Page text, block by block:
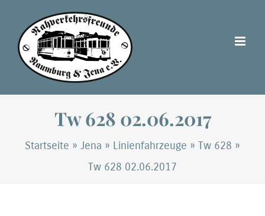
Inhalt
springen
Tw 628 02.06.2017
Startseite » Jena » Linienfahrzeuge » Tw 628 »
Tw 628 02.06.2017